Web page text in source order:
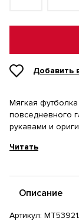
Добавить
Мягкая
повседневного
рукавами и
Читать
Описание
Артикул: